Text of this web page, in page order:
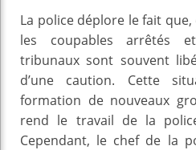
La police déplore le fait
les coupables arrêtés
tribunaux sont souvent
d’une caution. Cette
formation de nouveaux
rend le travail de la
Cependant, le chef de la